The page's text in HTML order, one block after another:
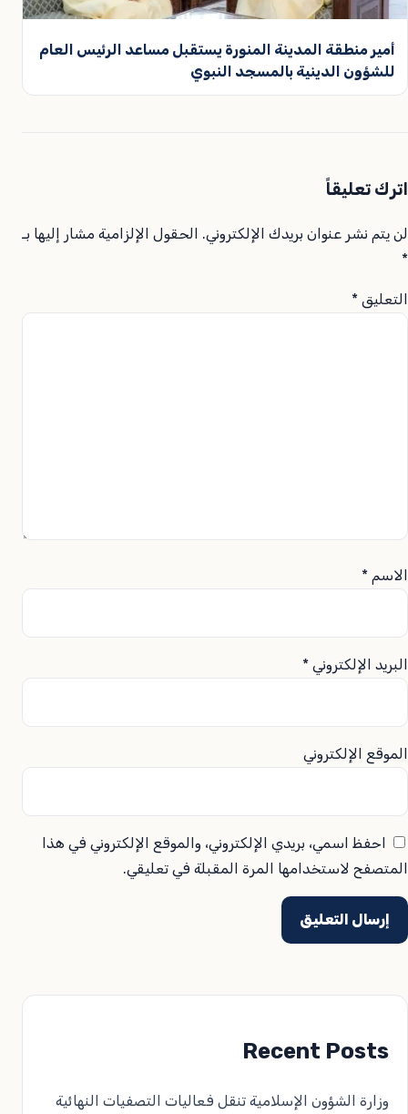
أمير منطقة المدينة المنورة يستقبل مساعد الرئيس العام
للشؤون الدينية بالمسجد النبوي
اترك تعليقاً
لن يتم نشر عنوان بريدك الإلكتروني.
الحقول الإلزامية مشار إليها بـ
*
التعليق *
الاسم *
البريد الإلكتروني *
الموقع الإلكتروني
احفظ اسمي، بريدي الإلكتروني، والموقع الإلكتروني في هذا
المتصفح لاستخدامها المرة المقبلة في تعليقي.
Recent Posts
وزارة الشؤون الإسلامية تنقل فعاليات التصفيات النهائية